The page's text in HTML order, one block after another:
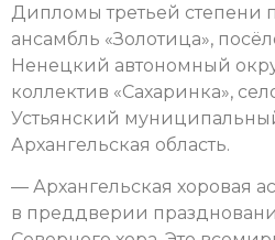
Дипломы третьей степени
ансамбль «Золотица»,
Ненецкий автономный
коллектив «Сахаринка»,
Устьянский
Архангельская область.
— Архангельская хоровая
в преддверии